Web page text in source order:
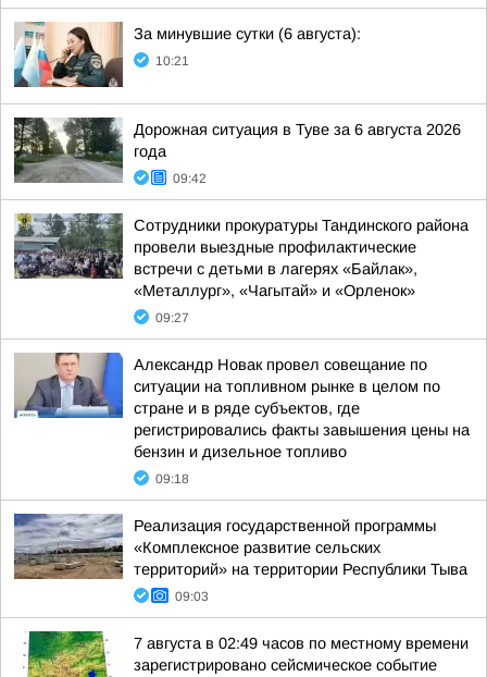
За минувшие сутки (6 августа):
10:21
Дорожная ситуация в Туве за 6 августа 2026
года
09:42
Сотрудники прокуратуры Тандинского района
провели выездные профилактические
встречи с детьми в лагерях «Байлак»,
«Металлург», «Чагытай» и «Орленок»
09:27
Александр Новак провел совещание по
ситуации на топливном рынке в целом по
стране и в ряде субъектов, где
регистрировались факты завышения цены на
бензин и дизельное топливо
09:18
Реализация государственной программы
«Комплексное развитие сельских
территорий» на территории Республики Тыва
09:03
7 августа в 02:49 часов по местному времени
зарегистрировано сейсмическое событие